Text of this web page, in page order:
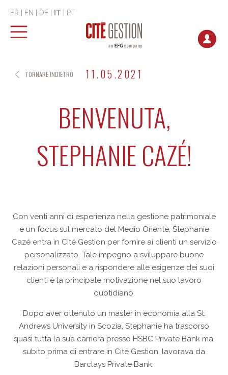
FR EN DE IT PT
11.05.2021
BENVENUTA,
STEPHANIE CAZÉ!
Con venti anni di esperienza nella gestione patrimoniale
e un focus sul mercato del Medio Oriente, Stephanie
Cazé entra in Cité Gestion per fornire ai clienti un servizio
personalizzato. Tale impegno a sviluppare buone
relazioni personali e a rispondere alle esigenze dei suoi
clienti è la principale motivazione nel suo lavoro
quotidiano.
Dopo aver ottenuto un master in economia alla St.
Andrews University in Scozia, Stephanie ha trascorso
quasi tutta la sua carriera presso HSBC Private Bank ma,
subito prima di entrare in Cité Gestion, lavorava da
Barclays Private Bank.
TORNARE INDIETRO